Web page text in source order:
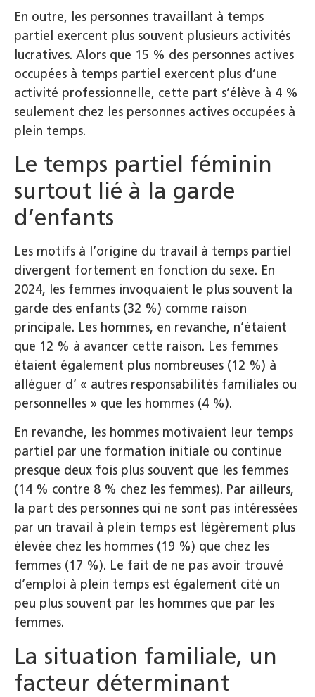
En outre, les personnes travaillant à temps
partiel exercent plus souvent plusieurs activités
lucratives. Alors que 15 % des personnes actives
occupées à temps partiel exercent plus d’une
activité professionnelle, cette part s’élève à 4 %
seulement chez les personnes actives occupées à
plein temps.
Le temps partiel féminin
surtout lié à la garde
d’enfants
Les motifs à l’origine du travail à temps partiel
divergent fortement en fonction du sexe. En
2024, les femmes invoquaient le plus souvent la
garde des enfants (32 %) comme raison
principale. Les hommes, en revanche, n’étaient
que 12 % à avancer cette raison. Les femmes
étaient également plus nombreuses (12 %) à
alléguer d’ « autres responsabilités familiales ou
personnelles » que les hommes (4 %).
En revanche, les hommes motivaient leur temps
partiel par une formation initiale ou continue
presque deux fois plus souvent que les femmes
(14 % contre 8 % chez les femmes). Par ailleurs,
la part des personnes qui ne sont pas intéressées
par un travail à plein temps est légèrement plus
élevée chez les hommes (19 %) que chez les
femmes (17 %). Le fait de ne pas avoir trouvé
d’emploi à plein temps est également cité un
peu plus souvent par les hommes que par les
femmes.
La situation familiale, un
facteur déterminant